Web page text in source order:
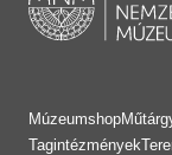
Múzeumshop
Tagintézmények